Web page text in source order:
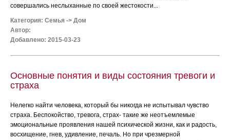
совершались неслыханные по своей жестокости...
Категория: Семья -> Дом
Автор:
Добавлено: 2015-03-23
Основные понятия и виды состояния тревоги и
страха
Нелегко найти человека, который бы никогда не испытывал чувство
страха. Беспокойство, тревога, страх- такие же неотъемлемые
эмоциональные проявления нашей психической жизни, как и радость,
восхищение, гнев, удивление, печаль. Но при чрезмерной